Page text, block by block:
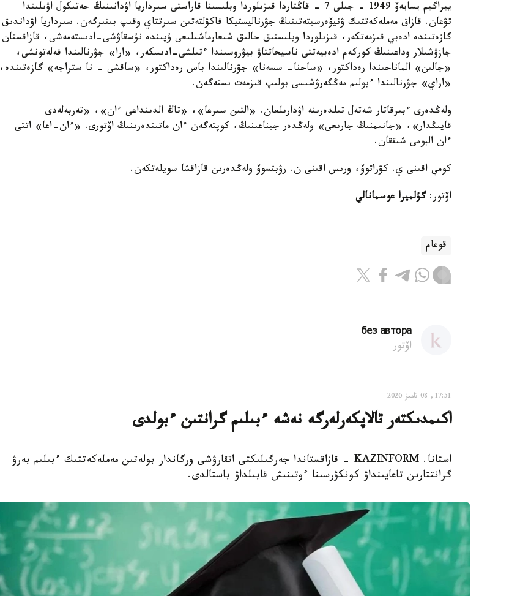
يبراگيم يسايەۆ 1949 - جىلى 7 - قاڭتاردا قىزىلوردا وبلىسىنا قاراستى سىرداريا اۋدانىنىڭ جەتىكول اۋىلىندا
تۋعان. قازاق مەملەكەتتىك ۋنيۆەرسيتەتىنىڭ جۋرناليستيكا فاكۋلتەتىن سىرتتاي وقىپ بىتىرگەن. سىرداريا اۋداندىق
گازەتىندە ادەبي قىزمەتكەر، قىزىلوردا وبلىستىق حالىق شىعارماشىلىعى ۇيىندە نۇسقاۋشى-ادىستەمەشى، قازاقستان
جازۋشىلار وداعىنىڭ كوركەم ادەبيەتتى ناسيحاتتاۋ بيۋروسىندا ءتىلشى-ادىسكەر، «ارا» جۋرنالىندا فەلەتونشى،
«جالىن» الماناحىندا رەداكتور، «ساحنا- سسەنا» جۋرنالىندا باس رەداكتور، «ساقشى - نا ستراجە» گازەتىندە،
«اراي» جۋرنالىندا ءبولىم مەڭگەرۋشىسى بولىپ قىزمەت ىستەگەن.
ولەڭدەرى ءبىرقاتار شەتەل تىلدەرىنە اۋدارىلعان. «التىن سىرعا»، «تاڭ الدىنداعى ءان»، «تەربەلەدى
قايىڭدار»، «جانىمنىڭ جارىعى» ولەڭدەر جيناعىنىڭ، كوپتەگەن ءان ماتىندەرىنىڭ اۆتورى. «ءان-اعا» اتتى
ءان البومى شىققان.
كومي اقىنى ي. كۋراتوۆ، ورىس اقىنى ن. رۋبتسوۆ ولەڭدەرىن قازاقشا سويلەتكەن.
اۆتور:گۇلميرا عوسمانالي
قوعام
без автора
اۆتور
17:51, 08 تامىز 2026
اكىمدىكتەر تالاپكەرلەرگە نەشە ءبىلىم گرانتىن ءبولدى
استانا. KAZINFORM - قازاقستاندا جەرگىلىكتى اتقارۋشى ورگاندار بولەتىن مەملەكەتتىك ءبىلىم بەرۋ
گرانتتارىن تاعايىنداۋ كونكۋرسىنا ءوتىنىش قابىلداۋ باستالدى.